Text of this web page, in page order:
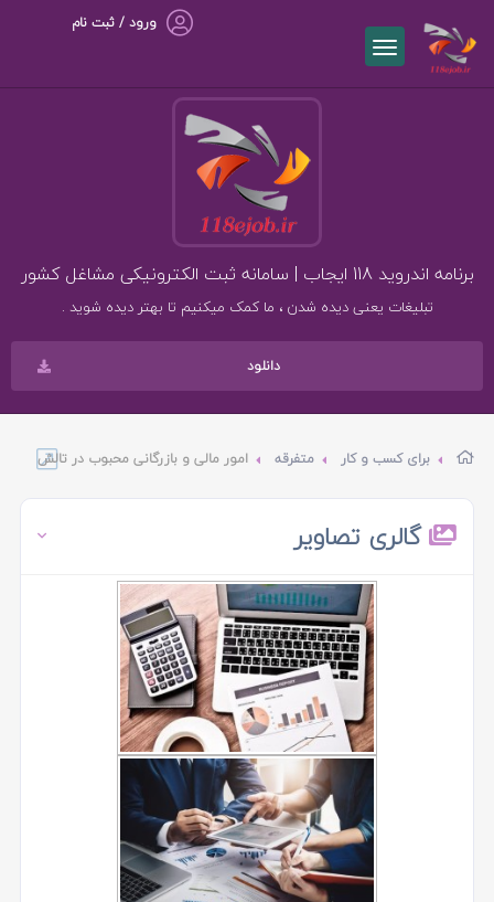
ورود / ثبت نام
برنامه اندروید 118 ایجاب | سامانه ثبت الکترونیکی مشاغل کشور
تبلیغات یعنی دیده شدن ، ما کمک میکنیم تا بهتر دیده شوید .
دانلود
برای کسب و کار متفرقه امور مالی و بازرگانی محبوب در تالش
گالری تصاویر